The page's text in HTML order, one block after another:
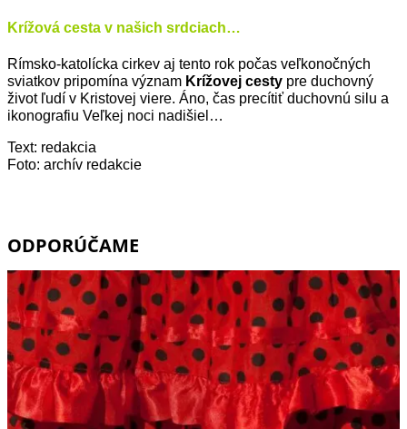
Krížová cesta v našich srdciach…
Rímsko-katolícka cirkev aj tento rok počas veľkonočných
sviatkov pripomína význam Krížovej cesty pre duchovný
život ľudí v Kristovej viere. Áno, čas precítiť duchovnú silu a
ikonografiu Veľkej noci nadišiel…
Text: redakcia
Foto: archív redakcie
ODPORÚČAME